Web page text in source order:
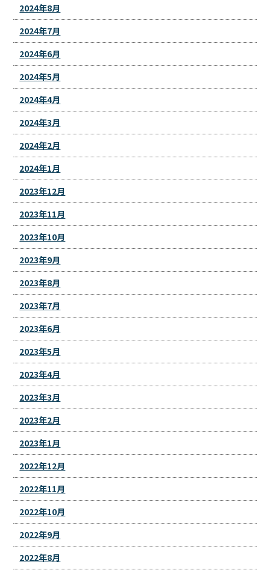
2024年8月
2024年7月
2024年6月
2024年5月
2024年4月
2024年3月
2024年2月
2024年1月
2023年12月
2023年11月
2023年10月
2023年9月
2023年8月
2023年7月
2023年6月
2023年5月
2023年4月
2023年3月
2023年2月
2023年1月
2022年12月
2022年11月
2022年10月
2022年9月
2022年8月